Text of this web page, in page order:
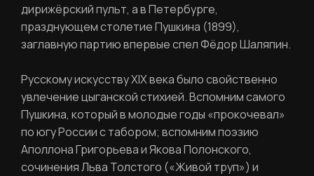
дирижёрский пульт, а в Петербурге,
празднующем столетие Пушкина (1899),
заглавную партию впервые спел Фёдор Шаляпин.
Русскому искусству XIX века было свойственно
увлечение цыганской стихией. Вспомним самого
Пушкина, который в молодые годы «прокочевал»
по югу России с табором; вспомним поэзию
Аполлона Григорьева и Якова Полонского,
сочинения Льва Толстого («Живой труп») и